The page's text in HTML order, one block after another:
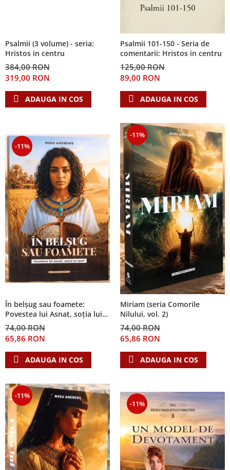
Psalmii (3 volume) - seria:
Hristos in centru
384,00 RON
319,00 RON
ADAUGA IN COS
Psalmii 101-150 - Seria de
comentarii: Hristos in centru
125,00 RON
89,00 RON
ADAUGA IN COS
-11%
În belșug sau foamete:
Povestea lui Asnat, soția lui
Iosif (Seria Cronicile Egiptului,
vol. 2)
74,00 RON
65,86 RON
ADAUGA IN COS
-11%
Miriam (seria Comorile
Nilului, vol. 2)
74,00 RON
65,86 RON
ADAUGA IN COS
-11%
-11%